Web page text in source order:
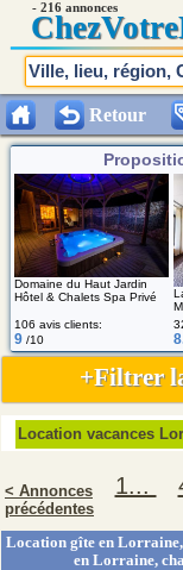
Location vacances
< Annonces
précédentes
1...
Location gîte en
en Lorraine,
Retour
- 216 annonces
Chez
Domaine du Haut Jardin
Hôtel & Chalets Spa Privé
106 avis clients:
9 /10
+Filtrer